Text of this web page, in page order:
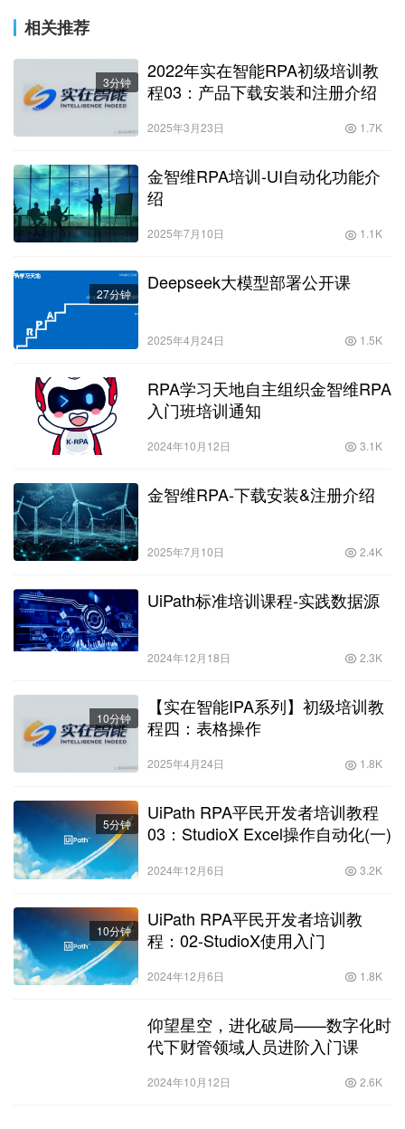
相关推荐
3分钟
2022年实在智能RPA初级培训教
程03：产品下载安装和注册介绍
2025年3月23日 1.7K
金智维RPA培训-UI自动化功能介
绍
2025年7月10日 1.1K
27分钟
Deepseek大模型部署公开课
2025年4月24日 1.5K
RPA学习天地自主组织金智维RPA
入门班培训通知
2024年10月12日 3.1K
金智维RPA-下载安装&注册介绍
2025年7月10日 2.4K
UiPath标准培训课程-实践数据源
2024年12月18日 2.3K
10分钟
【实在智能IPA系列】初级培训教
程四：表格操作
2025年4月24日 1.8K
5分钟
UiPath RPA平民开发者培训教程
03：StudioX Excel操作自动化(一)
2024年12月6日 3.2K
10分钟
UiPath RPA平民开发者培训教
程：02-StudioX使用入门
2024年12月6日 1.8K
仰望星空，进化破局——数字化时
代下财管领域人员进阶入门课
2024年10月12日 2.6K